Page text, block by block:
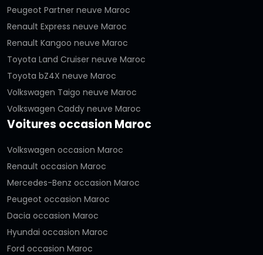
Peugeot Partner neuve Maroc
Renault Express neuve Maroc
Renault Kangoo neuve Maroc
Toyota Land Cruiser neuve Maroc
Toyota bZ4X neuve Maroc
Volkswagen Taigo neuve Maroc
Volkswagen Caddy neuve Maroc
Voitures occasion Maroc
Volkswagen occasion Maroc
Renault occasion Maroc
Mercedes-Benz occasion Maroc
Peugeot occasion Maroc
Dacia occasion Maroc
Hyundai occasion Maroc
Ford occasion Maroc